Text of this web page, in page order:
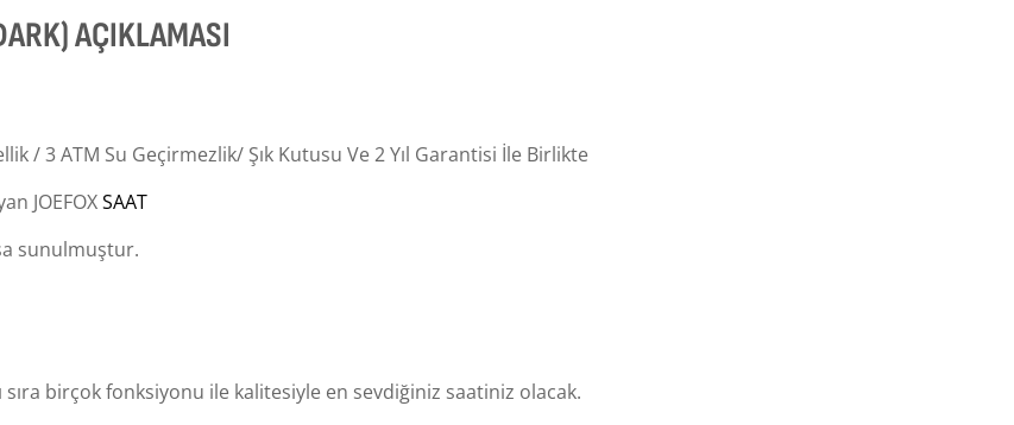
AÇIKLAMASI
/ 3 ATM Su Geçirmezlik/ Şık Kutusu Ve 2 Yıl Garantisi İle Birlikte
JOEFOXSAAT
sunulmuştur.
birçok fonksiyonu ile kalitesiyle en sevdiğiniz saatiniz olacak.